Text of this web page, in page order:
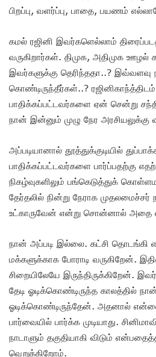
பிறப்பு, வளர்ப்பு, பாதை, பயணம்
கமல் ரஜினி இவர்களெல்லாம்
வருகிறார்கள். திமுக, அதிமுக ஊழல்
இவர்களுக்கு தெரிந்ததா..?
கொண்டிருந்தீர்கள்..? ரஜினிகாந்த்திடம்
பாதிக்கப்பட்டவர்களை ஏன் சென்று
நான் இன்னும் முழு நேர அரசியலுக்கு
அப்படியானால் தூத்துக்குடியில்
பாதிக்கப்பட்டவர்களை பார்ப்பதற்கு
நிகழ்வுகளிலும் பங்கெடுத்துக்
தேர்தலில் நின்று நேராக
உட்காருவேன் என்று சொன்னால் அதை
நான் அப்படி இல்லை. கட்சி தொடங்கி
மக்களுக்காக போராடி வருகிறேன்.
சிறையிலேயே இருந்திருக்கிறேன்.
தேடி ஓடிக்கொண்டிருந்த காலத்தில்
ஓடிக்கொண்டிருந்தேன். அதனால் என்னை
பார்வையில் பார்க்க முடியாது.
நாடாளும் தகுதியாகி விடும்
வெறுக்கிறோம்.